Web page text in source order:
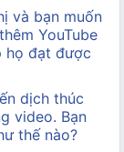
và bạn muốn
YouTube
họ đạt được
dịch thúc
video. Bạn
thế nào?